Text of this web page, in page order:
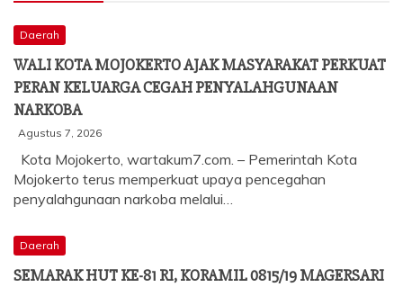
Daerah
WALI KOTA MOJOKERTO AJAK MASYARAKAT PERKUAT
PERAN KELUARGA CEGAH PENYALAHGUNAAN
NARKOBA
Agustus 7, 2026
Kota Mojokerto, wartakum7.com. – Pemerintah Kota
Mojokerto terus memperkuat upaya pencegahan
penyalahgunaan narkoba melalui…
Daerah
SEMARAK HUT KE-81 RI, KORAMIL 0815/19 MAGERSARI